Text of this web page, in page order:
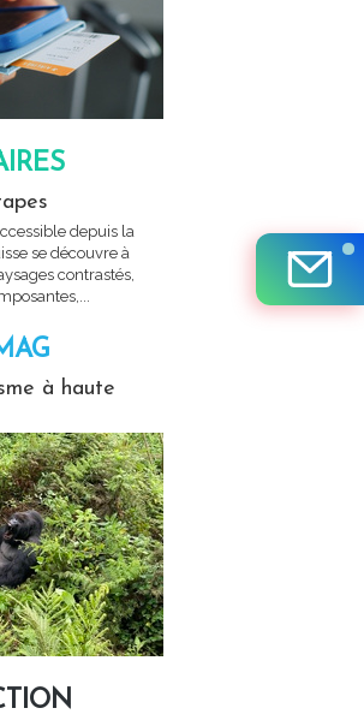
depuis la
se découvre à
contrastés,
à haute